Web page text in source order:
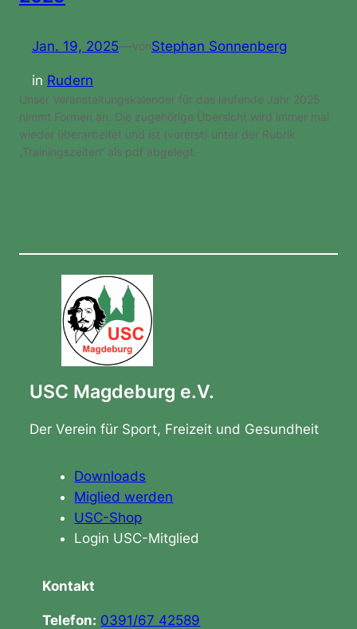
Jan. 19, 2025—vonStephan Sonnenberg
in Rudern
Unser Veranstaltungskalender für das laufende Jahr 2025
nimmt Formen an. Die zugehörige Übersicht wird immer mal
wieder überarbeitet und ist (vorerst) unter der Rubrik
„Trainingszeiten“ als pdf abgelegt.
USC Magdeburg e.V.
Der Verein für Sport, Freizeit und Gesundheit
Downloads
Miglied werden
USC-Shop
Login USC-Mitglied
Kontakt
Telefon: 0391/67 42589